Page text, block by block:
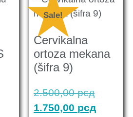
Sale!
Cervikalna
ortoza mekana
(šifra 9)
2.500,00рсд
1.750,00 рсд